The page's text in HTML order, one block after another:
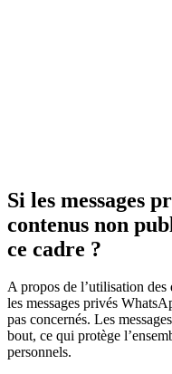
Si les messages
contenus non
ce cadre ?
A propos de l’utilisation des
les messages privés
pas concernés. Les
bout, ce qui protège
personnels.